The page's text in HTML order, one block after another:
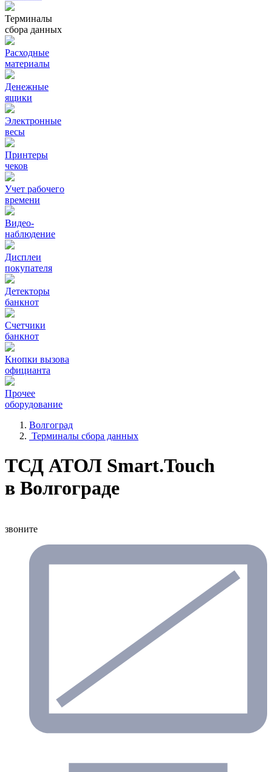
Терминалы
сбора данных
Расходные
материалы
Денежные
ящики
Электронные
весы
Принтеры
чеков
Учет рабочего
времени
Видео‑
наблюдение
Дисплеи
покупателя
Детекторы
банкнот
Счетчики
банкнот
Кнопки вызова
официанта
Прочее
оборудование
Волгоград
Терминалы сбора данных
ТСД АТОЛ Smart.Touch
в Волгограде
звоните